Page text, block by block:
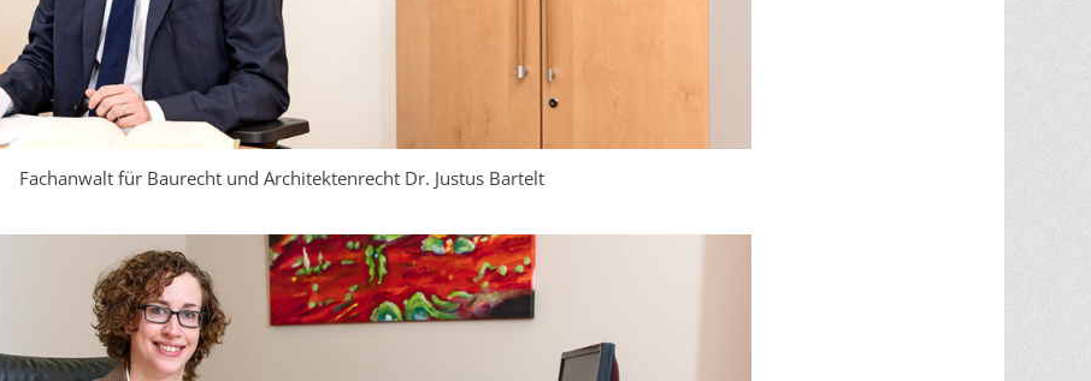
Fachanwalt für Baurecht und Architektenrecht Dr. Justus Bartelt